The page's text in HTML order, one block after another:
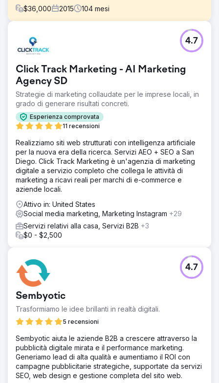
$36,000 2015 104 mesi
Acieta, un'azienda leader nel settore dell'automazione
della robotica industriale, ha assunto Straight North per
includeva la costruzione di un nuovo sito web (strategia,
contenuti, design e sviluppo) e servizi SEO continui.
Soluzione
Straight North si è concentrato principalmente sui
contenuti durante la creazione del sito Web e sul
continuo impegno SEO. Il mantra era di più e migliore!
Abbiamo prodotto contenuti di qualità per i loro blog e le
pagine dei prodotti scritti per i loro potenziali clienti e per
i motori di ricerca.
Risultato
Citazione del cliente "Il programma SEO ha fornito un ROI
positivo fin dal primo mese: il sito web di Acieta ha
generato milioni di dollari in nuovi affari dai contatti
generati dal programma SEO di Straight North."
Vai alla pagina agenzia
Click Track Marketing - AI Marketing
Agency SD
Strategie di marketing collaudate per le imprese locali, in
grado di generare risultati concreti.
Esperienza comprovata
11 recensioni
4.7
Realizziamo siti web strutturati con intelligenza artificiale
per la nuova era della ricerca. Servizi AEO + SEO a San
Diego. Click Track Marketing è un'agenzia di marketing
digitale a servizio completo che collega le attività di
marketing a ricavi reali per marchi di e-commerce e
aziende locali.
Attivo in: United States
Social media marketing, Marketing Instagram +29
Servizi relativi alla casa, Servizi B2B +3
$0 - $2,500
Sembyotic
Trasformiamo le idee brillanti in realtà digitali.
5 recensioni
4.7
Sembyotic aiuta le aziende B2B a crescere attraverso la
pubblicità digitale mirata e il performance marketing.
Generiamo lead di alta qualità e aumentiamo il ROI con
campagne pubblicitarie strategiche, supportate da servizi
SEO, web design e gestione completa del sito web.